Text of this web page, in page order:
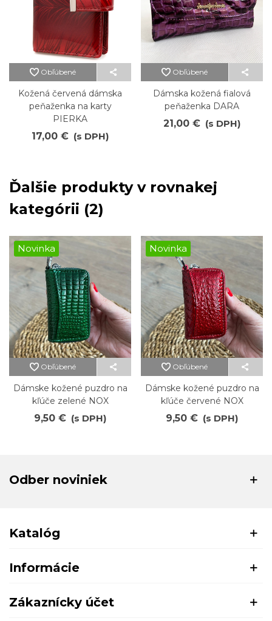
Obľúbené
Kožená červená dámska
peňaženka na karty
PIERKA
17,00 € (s DPH)
Obľúbené
Dámska kožená fialová
peňaženka DARA
21,00 € (s DPH)
Ďalšie produkty v rovnakej
kategórii (2)
Novinka
Obľúbené
Dámske kožené puzdro na
kľúče zelené NOX
9,50 € (s DPH)
Novinka
Obľúbené
Dámske kožené puzdro na
kľúče červené NOX
9,50 € (s DPH)
Odber noviniek
Katalóg
Informácie
Zákaznícky účet